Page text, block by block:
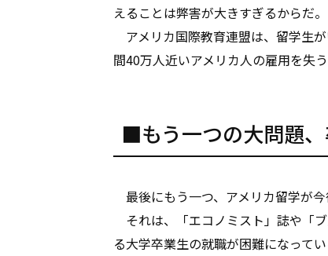
えることは弊害が大きすぎるからだ。
アメリカ国際教育連盟は、留学生
間40万人近いアメリカ人の雇用を失
■もう一つの大問題
最後にもう一つ、アメリカ留学が
それは、「エコノミスト」誌や「
る大学卒業生の就職が困難になって